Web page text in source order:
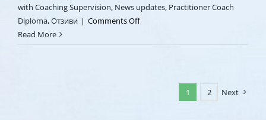
with Coaching Supervision, News updates, Practitioner Coach
Diploma,Отзиви | Comments Offon
|
Read More
1 2 Next